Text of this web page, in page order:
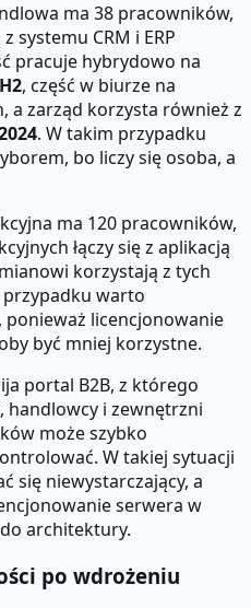
ma 38 pracowników,
systemu CRM i ERP
pracuje hybrydowo na
, część w biurze na
a zarząd korzysta również z
. W takim przypadku
bo liczy się osoba, a
ma 120 pracowników,
łączy się z aplikacją
korzystają z tych
warto
, ponieważ licencjonowanie
być mniej korzystne.
portal B2B, z którego
handlowcy i zewnętrzni
może szybko
W takiej sytuacji
się niewystarczający, a
serwera w
architektury.
po wdrożeniu